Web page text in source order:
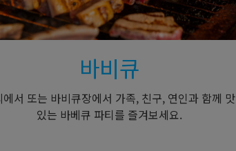
바비큐
에서 또는 바비큐장에서 가족, 친구, 연인과 함께 맛
있는 바베큐 파티를 즐겨보세요.